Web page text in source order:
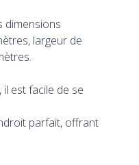
dimensions
largeur de
est facile de se
parfait, offrant